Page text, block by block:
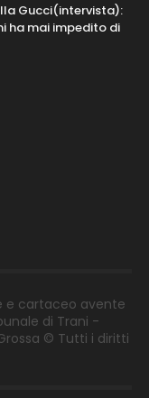
Gucci(intervista):
ha mai impedito di
e cartaceo avente
di Trani -
© Tutti i diritti